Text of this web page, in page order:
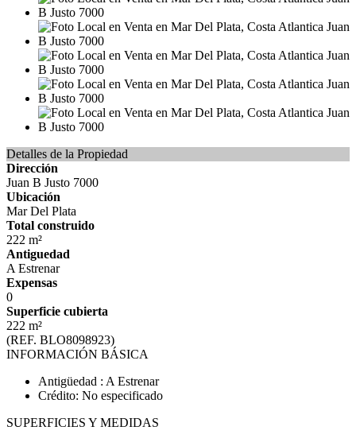
Detalles de la Propiedad
Dirección
Juan B Justo 7000
Ubicación
Mar Del Plata
Total construido
222 m²
Antiguedad
A Estrenar
Expensas
0
Superficie cubierta
222 m²
(REF. BLO8098923)
INFORMACIÓN BÁSICA
Antigüedad : A Estrenar
Crédito: No especificado
SUPERFICIES Y MEDIDAS